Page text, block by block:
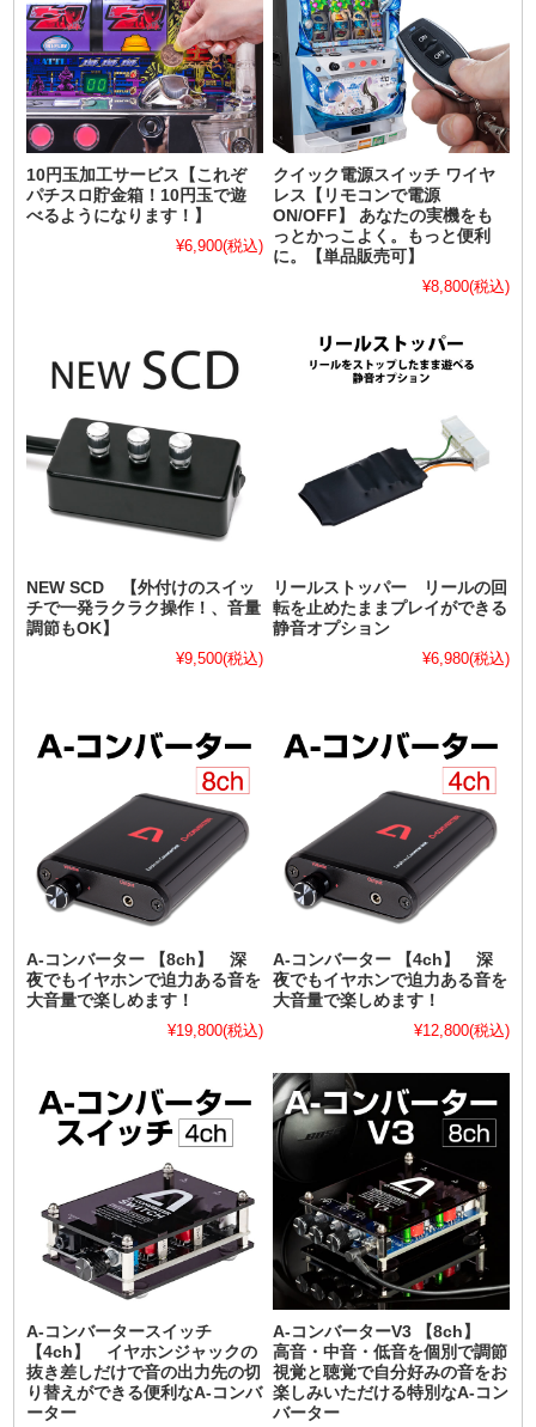
10円玉加工サービス【これぞ
パチスロ貯金箱！10円玉で遊
べるようになります！】
¥6,900(税込)
クイック電源スイッチ ワイヤ
レス【リモコンで電源
ON/OFF】 あなたの実機をも
っとかっこよく。もっと便利
に。【単品販売可】
¥8,800(税込)
NEW SCD 【外付けのスイッ
チで一発ラクラク操作！、音量
調節もOK】
¥9,500(税込)
リールストッパー リールの回
転を止めたままプレイができる
静音オプション
¥6,980(税込)
A-コンバーター 【8ch】 深
夜でもイヤホンで迫力ある音を
大音量で楽しめます！
¥19,800(税込)
A-コンバーター 【4ch】 深
夜でもイヤホンで迫力ある音を
大音量で楽しめます！
¥12,800(税込)
A-コンバータースイッチ
【4ch】 イヤホンジャックの
抜き差しだけで音の出力先の切
り替えができる便利なA-コンバ
ーター
A-コンバーターV3 【8ch】
高音・中音・低音を個別で調節
視覚と聴覚で自分好みの音をお
楽しみいただける特別なA-コン
バーター